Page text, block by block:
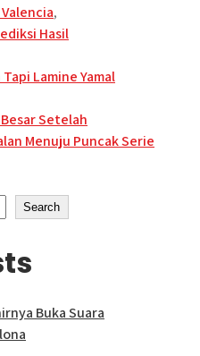
,
Hasil
Lamine Yamal
Setelah
Menuju Puncak Serie
Search
Buka Suara